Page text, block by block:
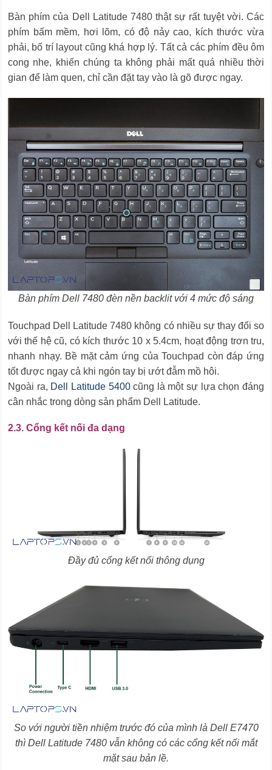
Bàn phím của Dell Latitude 7480 thật sự rất tuyệt vời. Các
phím bấm mềm, hơi lõm, có độ nảy cao, kích thước vừa
phải, bố trí layout cũng khá hợp lý. Tất cả các phím đều ôm
cong nhẹ, khiến chúng ta không phải mất quá nhiều thời
gian để làm quen, chỉ cần đặt tay vào là gõ được ngay.
Bàn phím Dell 7480 đèn nền backlit với 4 mức độ sáng
Touchpad Dell Latitude 7480 không có nhiều sự thay đổi so
với thế hệ cũ, có kích thước 10 x 5.4cm, hoạt động trơn tru,
nhanh nhạy. Bề mặt cảm ứng của Touchpad còn đáp ứng
tốt được ngay cả khi ngón tay bị ướt đẫm mồ hôi.
Ngoài ra, Dell Latitude 5400cũng là một sự lựa chọn đáng
cân nhắc trong dòng sản phẩm Dell Latitude.
2.3. Cổng kết nối đa dạng
Đầy đủ cổng kết nối thông dụng
So với người tiền nhiệm trước đó của mình là Dell E7470
thì Dell Latitude 7480 vẫn không có các cổng kết nối mắt
mặt sau bản lề.